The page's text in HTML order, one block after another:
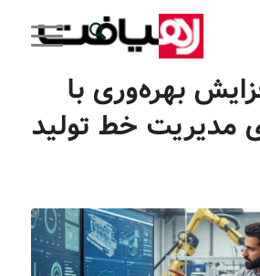
بهره‌وری با
مدیریت خط تولید